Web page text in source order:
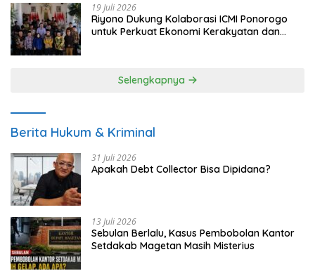
19 Juli 2026
Riyono Dukung Kolaborasi ICMI Ponorogo
untuk Perkuat Ekonomi Kerakyatan dan
Selengkapnya
Berita Hukum & Kriminal
31 Juli 2026
Apakah Debt Collector Bisa Dipidana?
13 Juli 2026
Sebulan Berlalu, Kasus Pembobolan Kantor
Setdakab Magetan Masih Misterius